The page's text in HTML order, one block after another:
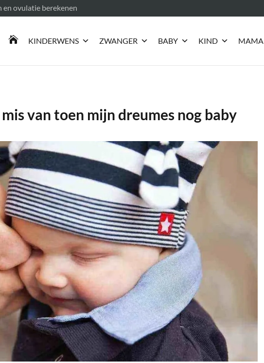
en ovulatie berekenen
 KINDERWENS ZWANGER BABY KIND MAMA
van toen mijn dreumes nog baby